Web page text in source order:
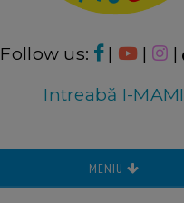
Follow us: | | |
Intreabă I-MAMI
MENIU